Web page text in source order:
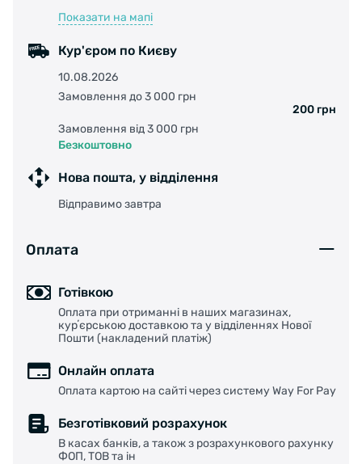
Показати на мапі
Кур'єром по Києву
10.08.2026
Замовлення до 3 000 грн
200 грн
Замовлення від 3 000 грн
Безкоштовно
Нова пошта, у відділення
Відправимо завтра
Оплата
Готівкою
Оплата при отриманні в наших магазинах,
курʼєрською доставкою та у відділеннях Нової
Пошти (накладений платіж)
Онлайн оплата
Оплата картою на сайті через систему Way For Pay
Безготівковий розрахунок
В касах банків, а також з розрахункового рахунку
ФОП, ТОВ та ін